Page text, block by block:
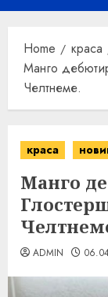
Menu
Home
краса
Манго
Челтнеме.
краса
Манго
ADMIN